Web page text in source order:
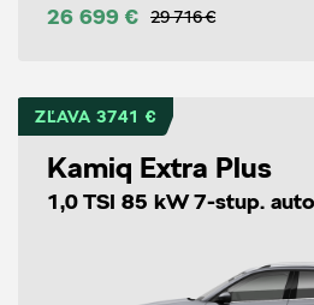
26 699 € 29 716 €
ZĽAVA 3741 €
Kamiq Extra Plus
1,0 TSI 85 kW 7-stup.